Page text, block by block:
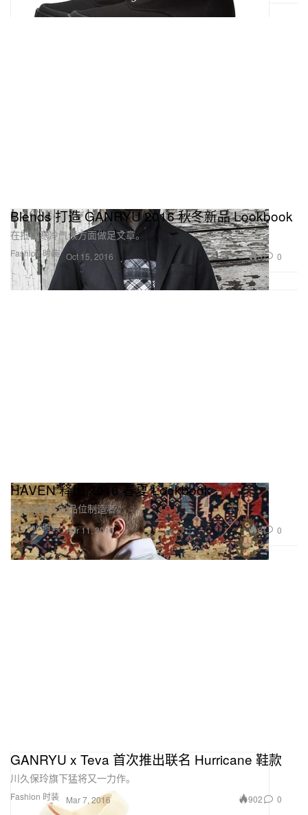
Fashion 时装
Blends 打造 GANRYU 2016 秋冬新品 Lookbook
在抵御寒冷气候方面做足文章。
Oct 15, 2016 3 0
Fashion 时装
HAVEN 释出 2016 春夏 Lookbook
来自加拿大的品位制造者。
Apr 11, 2016 8 0
Fashion 时装
GANRYU x Teva 首次推出联名 Hurricane 鞋款
川久保玲旗下猛将又一力作。
Mar 7, 2016 902 0